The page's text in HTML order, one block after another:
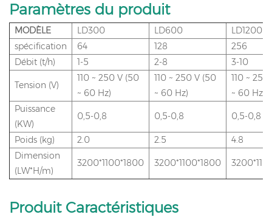
Paramètres du produit
MODÈLE LD300 LD600
LD1200
spécification
64 128
256
Débit (t/h)
1-5 2-8 3-10
Tension (V)
110 ~ 250 V (50
~ 60 Hz)
110 ~ 250 V (50
~ 60 Hz)
110 ~
~ 60 Hz)
Puissance
(KW)
0,5-0,8 0,5-0,8 0,5-0,8
Poids (kg) 2.0 2.5
4.8
Dimension
(LW*H/m)
3200*1100*1800 3200*1100*1800
Produit Caractéristiques